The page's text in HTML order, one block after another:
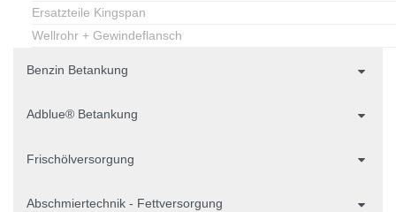
Ersatzteile Kingspan
Wellrohr + Gewindeflansch
Benzin Betankung
Adblue® Betankung
Frischölversorgung
Abschmiertechnik - Fettversorgung